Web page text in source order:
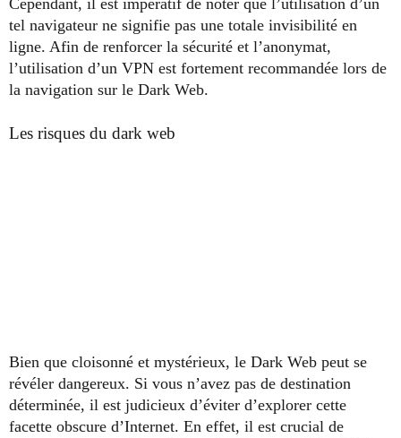
Cependant, il est impératif de noter que l’utilisation d’un
tel navigateur ne signifie pas une totale invisibilité en
ligne. Afin de renforcer la sécurité et l’anonymat,
l’utilisation d’un VPN est fortement recommandée lors de
la navigation sur le Dark Web.
Les risques du dark web
Bien que cloisonné et mystérieux, le Dark Web peut se
révéler dangereux. Si vous n’avez pas de destination
déterminée, il est judicieux d’éviter d’explorer cette
facette obscure d’Internet. En effet, il est crucial de